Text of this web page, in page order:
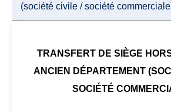
(société civile / société
TRANSFERT DE SIÈGE
ANCIEN DÉPARTEMENT
SOCIÉTÉ